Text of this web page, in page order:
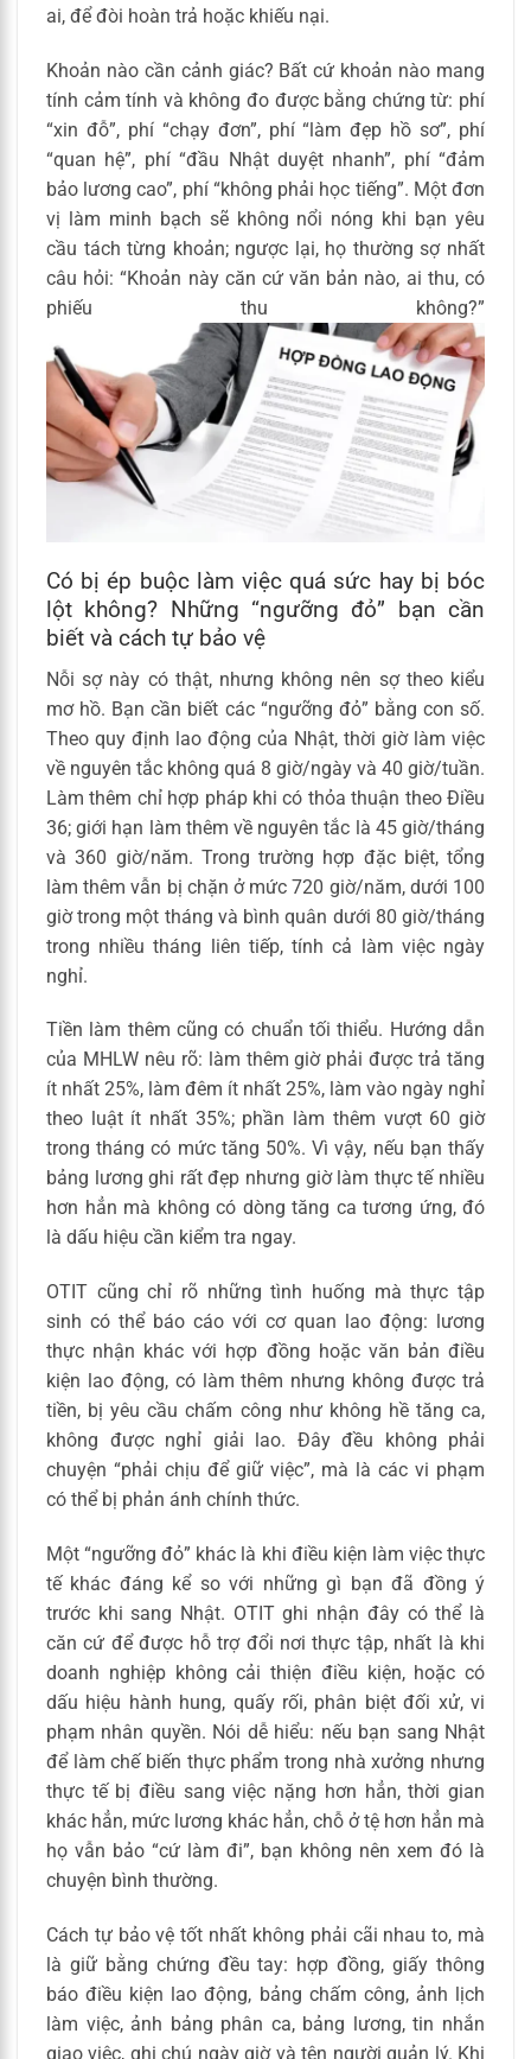
ai, để đòi hoàn trả hoặc khiếu nại.
Khoản nào cần cảnh giác? Bất cứ khoản nào mang
tính cảm tính và không đo được bằng chứng từ: phí
“xin đỗ”, phí “chạy đơn”, phí “làm đẹp hồ sơ”, phí
“quan hệ”, phí “đầu Nhật duyệt nhanh”, phí “đảm
bảo lương cao”, phí “không phải học tiếng”. Một đơn
vị làm minh bạch sẽ không nổi nóng khi bạn yêu
cầu tách từng khoản; ngược lại, họ thường sợ nhất
câu hỏi: “Khoản này căn cứ văn bản nào, ai thu, có
phiếu thu không?”
Có bị ép buộc làm việc quá sức hay bị bóc
lột không? Những “ngưỡng đỏ” bạn cần
biết và cách tự bảo vệ
Nỗi sợ này có thật, nhưng không nên sợ theo kiểu
mơ hồ. Bạn cần biết các “ngưỡng đỏ” bằng con số.
Theo quy định lao động của Nhật, thời giờ làm việc
về nguyên tắc không quá 8 giờ/ngày và 40 giờ/tuần.
Làm thêm chỉ hợp pháp khi có thỏa thuận theo Điều
36; giới hạn làm thêm về nguyên tắc là 45 giờ/tháng
và 360 giờ/năm. Trong trường hợp đặc biệt, tổng
làm thêm vẫn bị chặn ở mức 720 giờ/năm, dưới 100
giờ trong một tháng và bình quân dưới 80 giờ/tháng
trong nhiều tháng liên tiếp, tính cả làm việc ngày
nghỉ.
Tiền làm thêm cũng có chuẩn tối thiểu. Hướng dẫn
của MHLW nêu rõ: làm thêm giờ phải được trả tăng
ít nhất 25%, làm đêm ít nhất 25%, làm vào ngày nghỉ
theo luật ít nhất 35%; phần làm thêm vượt 60 giờ
trong tháng có mức tăng 50%. Vì vậy, nếu bạn thấy
bảng lương ghi rất đẹp nhưng giờ làm thực tế nhiều
hơn hẳn mà không có dòng tăng ca tương ứng, đó
là dấu hiệu cần kiểm tra ngay.
OTIT cũng chỉ rõ những tình huống mà thực tập
sinh có thể báo cáo với cơ quan lao động: lương
thực nhận khác với hợp đồng hoặc văn bản điều
kiện lao động, có làm thêm nhưng không được trả
tiền, bị yêu cầu chấm công như không hề tăng ca,
không được nghỉ giải lao. Đây đều không phải
chuyện “phải chịu để giữ việc”, mà là các vi phạm
có thể bị phản ánh chính thức.
Một “ngưỡng đỏ” khác là khi điều kiện làm việc thực
tế khác đáng kể so với những gì bạn đã đồng ý
trước khi sang Nhật. OTIT ghi nhận đây có thể là
căn cứ để được hỗ trợ đổi nơi thực tập, nhất là khi
doanh nghiệp không cải thiện điều kiện, hoặc có
dấu hiệu hành hung, quấy rối, phân biệt đối xử, vi
phạm nhân quyền. Nói dễ hiểu: nếu bạn sang Nhật
để làm chế biến thực phẩm trong nhà xưởng nhưng
thực tế bị điều sang việc nặng hơn hẳn, thời gian
khác hẳn, mức lương khác hẳn, chỗ ở tệ hơn hẳn mà
họ vẫn bảo “cứ làm đi”, bạn không nên xem đó là
chuyện bình thường.
Cách tự bảo vệ tốt nhất không phải cãi nhau to, mà
là giữ bằng chứng đều tay: hợp đồng, giấy thông
báo điều kiện lao động, bảng chấm công, ảnh lịch
làm việc, ảnh bảng phân ca, bảng lương, tin nhắn
giao việc, ghi chú ngày giờ và tên người quản lý. Khi